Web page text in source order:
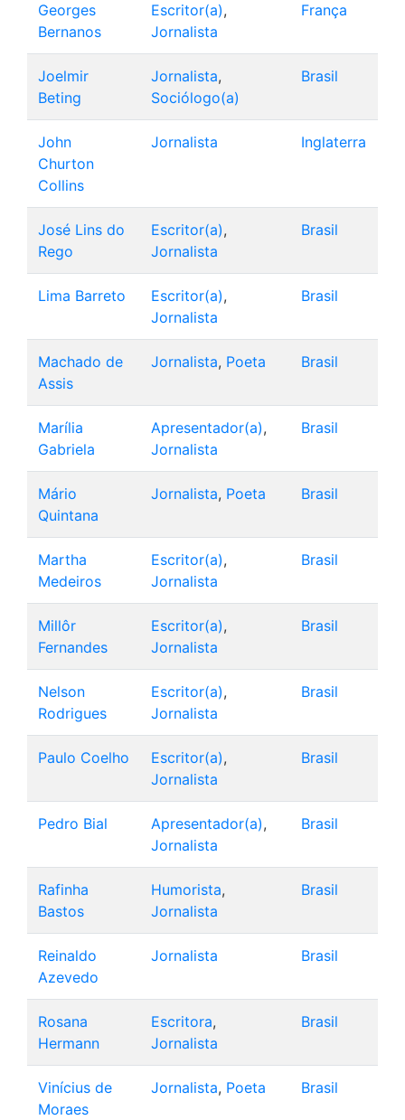
Georges
Bernanos
Escritor(a),
Jornalista
França
Joelmir
Beting
Jornalista,
Sociólogo(a)
Brasil
John
Churton
Collins
Jornalista Inglaterra
José Lins do
Rego
Escritor(a),
Jornalista
Brasil
Lima Barreto Escritor(a),
Jornalista
Brasil
Machado de
Assis
Jornalista, Poeta Brasil
Marília
Gabriela
Apresentador(a),
Jornalista
Brasil
Mário
Quintana
Jornalista, Poeta Brasil
Martha
Medeiros
Escritor(a),
Jornalista
Brasil
Millôr
Fernandes
Escritor(a),
Jornalista
Brasil
Nelson
Rodrigues
Escritor(a),
Jornalista
Brasil
Paulo Coelho Escritor(a),
Jornalista
Brasil
Pedro Bial Apresentador(a),
Jornalista
Brasil
Rafinha
Bastos
Humorista,
Jornalista
Brasil
Reinaldo
Azevedo
Jornalista Brasil
Rosana
Hermann
Escritora,
Jornalista
Brasil
Vinícius de
Moraes
Jornalista, Poeta Brasil